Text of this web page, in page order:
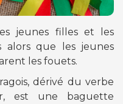
jeunes filles et les
que les jeunes
les fouets.
dérivé du verbe
est une baguette